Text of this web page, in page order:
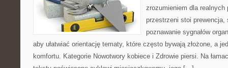
zrozumieniem dla
przestrzeni stoi prewencja,
poznawanie sygnałów
aby ułatwiać orientację tematy, które często bywają złożone, a
komfortu. Kategorie Nowotwory kobiece i Zdrowie piersi. Na